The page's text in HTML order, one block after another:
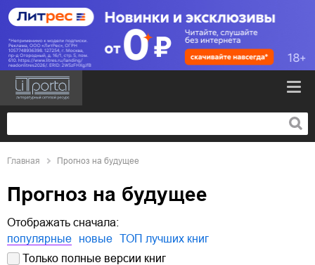
Главная Прогноз на будущее
Прогноз на будущее
Отображать сначала:
популярные
новые ТОП лучших книг
Только полные версии книг